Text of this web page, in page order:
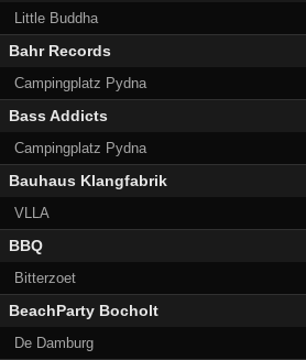
Little Buddha
Bahr Records
Campingplatz Pydna
Bass Addicts
Campingplatz Pydna
Bauhaus Klangfabrik
VLLA
BBQ
Bitterzoet
BeachParty Bocholt
De Damburg